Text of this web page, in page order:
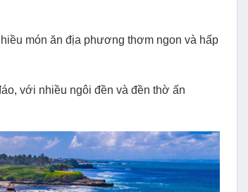
món ăn địa phương thơm ngon và hấp
với nhiều ngôi đền và đền thờ ấn